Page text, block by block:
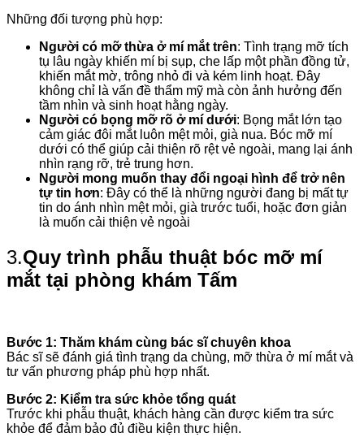
Những đối tượng phù hợp:
Người có mỡ thừa ở mí mắt trên: Tình trạng mỡ tích
tụ lâu ngày khiến mí bị sụp, che lấp một phần đồng tử,
khiến mắt mờ, trông nhỏ đi và kém linh hoạt. Đây
không chỉ là vấn đề thẩm mỹ mà còn ảnh hưởng đến
tầm nhìn và sinh hoạt hằng ngày.
Người có bọng mỡ rõ ở mí dưới: Bọng mắt lớn tạo
cảm giác đôi mắt luôn mệt mỏi, già nua. Bóc mỡ mí
dưới có thể giúp cải thiện rõ rệt vẻ ngoài, mang lại ánh
nhìn rạng rỡ, trẻ trung hơn.
Người mong muốn thay đổi ngoại hình để trở nên
tự tin hơn: Đây có thể là những người đang bị mất tự
tin do ánh nhìn mệt mỏi, già trước tuổi, hoặc đơn giản
là muốn cải thiện vẻ ngoài
3.Quy trình phẫu thuật bóc mỡ mí
mắt tại phòng khám Tấm
Bước 1: Thăm khám cùng bác sĩ chuyên khoa
Bác sĩ sẽ đánh giá tình trạng da chùng, mỡ thừa ở mí mắt và
tư vấn phương pháp phù hợp nhất.
Bước 2: Kiểm tra sức khỏe tổng quát
Trước khi phẫu thuật, khách hàng cần được kiểm tra sức
khỏe để đảm bảo đủ điều kiện thực hiện.